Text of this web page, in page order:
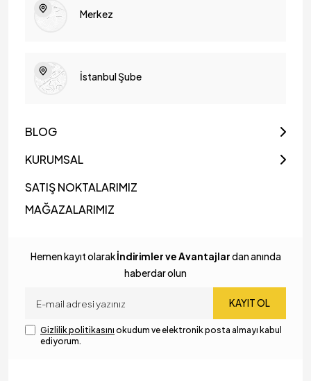
Merkez
İstanbul Şube
BLOG
KURUMSAL
SATIŞ NOKTALARIMIZ
MAĞAZALARIMIZ
Hemen kayıt olarakİndirimler ve Avantajlardan anında
haberdar olun
KAYIT OL
Gizlilik politikasını okudum ve elektronik posta almayı kabul
ediyorum.